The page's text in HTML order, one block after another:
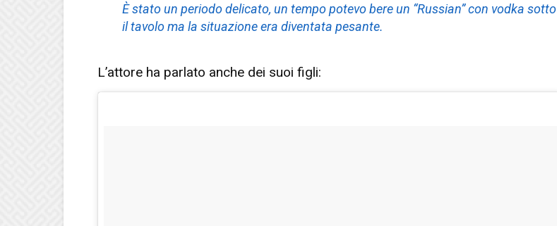
È stato un periodo delicato, un tempo potevo bere un “Russian” con vodka sotto
il tavolo ma la situazione era diventata pesante.
L’attore ha parlato anche dei suoi figli: